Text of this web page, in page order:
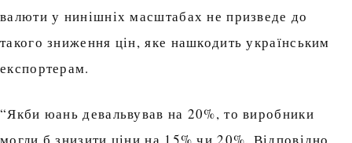
валюти у нинішніх масштабах не призведе до
такого зниження цін, яке нашкодить українським
експортерам.
“Якби юань девальвував на 20%, то виробники
могли б знизити ціни на 15% чи 20%. Відповідно